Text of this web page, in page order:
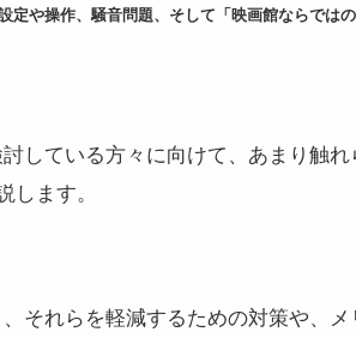
や操作、騒音問題、そして「映画館ならでは
している方々に向けて、あまり触
します。
それらを軽減するための対策や、